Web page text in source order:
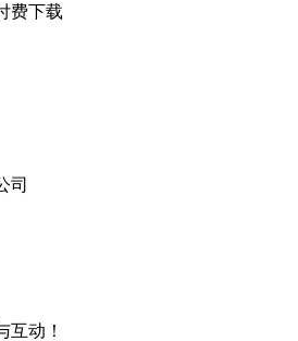
费下载
司
互动！